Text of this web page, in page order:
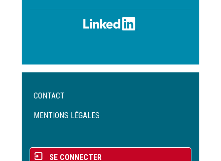
Menu
de
CONTACT
MENTIONS LÉGALES
MenuSE CONNECTER